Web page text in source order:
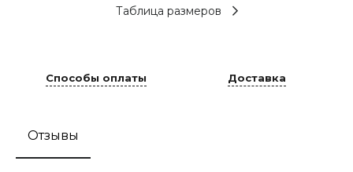
Таблица размеров
Способы оплаты Доставка
Отзывы